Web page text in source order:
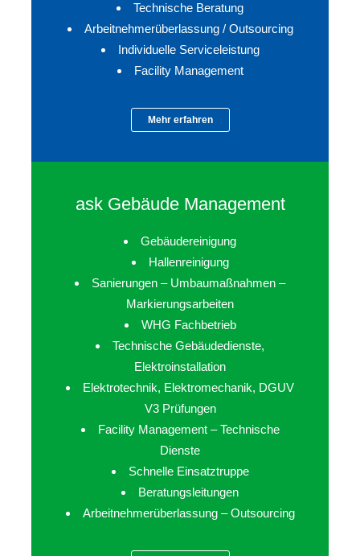
Technische Beratung
Arbeitnehmerüberlassung / Outsourcing
Individuelle Serviceleistung
Facility Management
Mehr erfahren
askGebäude Management
Gebäudereinigung
Hallenreinigung
Sanierungen – Umbaumaßnahmen –
Markierungsarbeiten
WHG Fachbetrieb
Technische Gebäudedienste,
Elektroinstallation
Elektrotechnik, Elektromechanik, DGUV
V3 Prüfungen
Facility Management – Technische
Dienste
Schnelle Einsatztruppe
Beratungsleitungen
Arbeitnehmerüberlassung – Outsourcing